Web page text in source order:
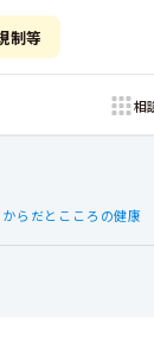
制等
相
からだとこころの健康